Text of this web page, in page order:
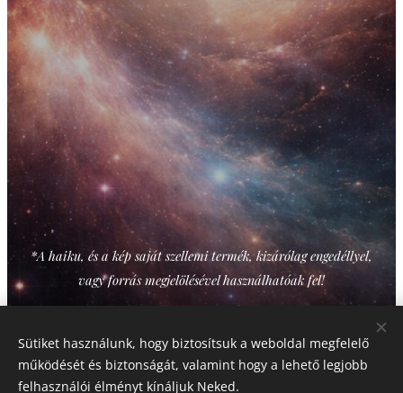
*A haiku, és a kép saját szellemi termék, kizárólag engedéllyel,
vagy forrás megjelölésével használhatóak fel!
Share
Sütiket használunk, hogy biztosítsuk a weboldal megfelelő
működését és biztonságát, valamint hogy a lehető legjobb
felhasználói élményt kínáljuk Neked.